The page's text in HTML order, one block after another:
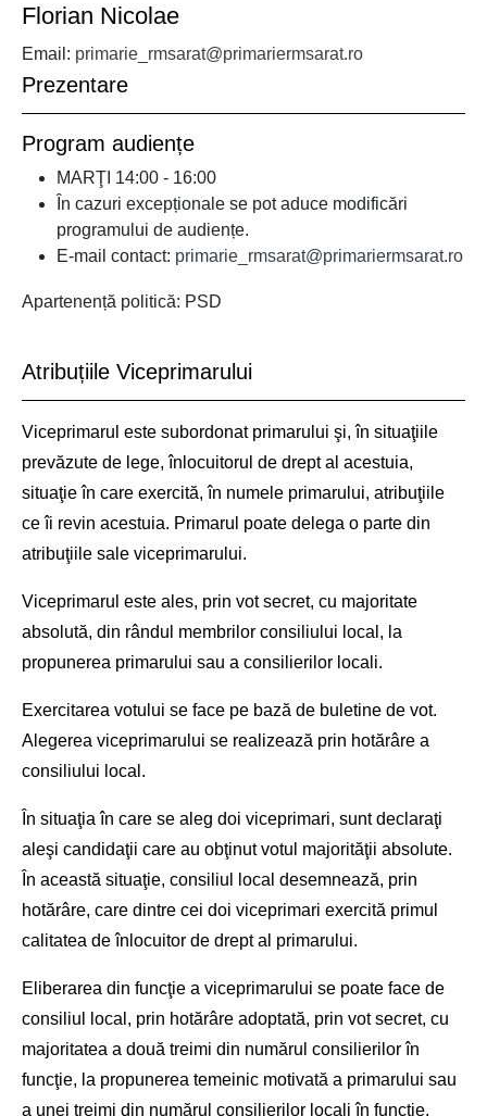
Florian Nicolae
Email: primarie_rmsarat@primariermsarat.ro
Prezentare
Program audiențe
MARŢI 14:00 - 16:00
În cazuri excepționale se pot aduce modificări
programului de audiențe.
E-mail contact: primarie_rmsarat@primariermsarat.ro
Apartenență politică: PSD
Atribuțiile Viceprimarului
Viceprimarul este subordonat primarului şi, în situaţiile
prevăzute de lege, înlocuitorul de drept al acestuia,
situaţie în care exercită, în numele primarului, atribuţiile
ce îi revin acestuia. Primarul poate delega o parte din
atribuţiile sale viceprimarului.
Viceprimarul este ales, prin vot secret, cu majoritate
absolută, din rândul membrilor consiliului local, la
propunerea primarului sau a consilierilor locali.
Exercitarea votului se face pe bază de buletine de vot.
Alegerea viceprimarului se realizează prin hotărâre a
consiliului local.
În situaţia în care se aleg doi viceprimari, sunt declaraţi
aleşi candidaţii care au obţinut votul majorităţii absolute.
În această situaţie, consiliul local desemnează, prin
hotărâre, care dintre cei doi viceprimari exercită primul
calitatea de înlocuitor de drept al primarului.
Eliberarea din funcţie a viceprimarului se poate face de
consiliul local, prin hotărâre adoptată, prin vot secret, cu
majoritatea a două treimi din numărul consilierilor în
funcţie, la propunerea temeinic motivată a primarului sau
a unei treimi din numărul consilierilor locali în funcţie.